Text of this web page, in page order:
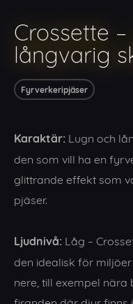
Crossette
långvarig
Fyrverkeripjäser
Karaktär: Lugn och
den som vill ha en
glittrande effekt som
pjäser.
Ljudnivå: Låg –
den idealisk för
nere, till exempel